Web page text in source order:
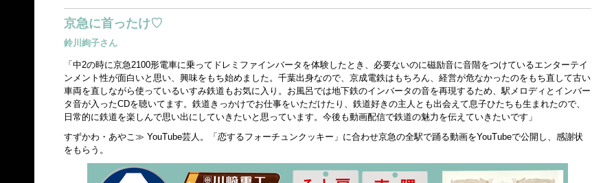
京急に首ったけ♡
鈴川絢子さん
「中2の時に京急2100形電車に乗ってドレミファインバータを体験したとき、必要ないのに磁励音に音階をつけているエンターテイ
ンメント性が面白いと思い、興味をもち始めました。千葉出身なので、京成電鉄はもちろん、経営が危なかったのをもち直して古い
車両を直しながら使っているいすみ鉄道もお気に入り。お風呂では地下鉄のインバータの音を再現するため、駅メロディとインバー
タ音が入ったCDを聴いてます。鉄道きっかけでお仕事をいただけたり、鉄道好きの主人とも出会えて息子ひたちも生まれたので、
日常的に鉄道を楽しんで思い出にしていきたいと思っています。今後も動画配信で鉄道の魅力を伝えていきたいです」
すずかわ・あやこ≫ YouTube芸人。「恋するフォーチュンクッキー」に合わせ京急の全駅で踊る動画をYouTubeで公開し、感謝状
をもらう。